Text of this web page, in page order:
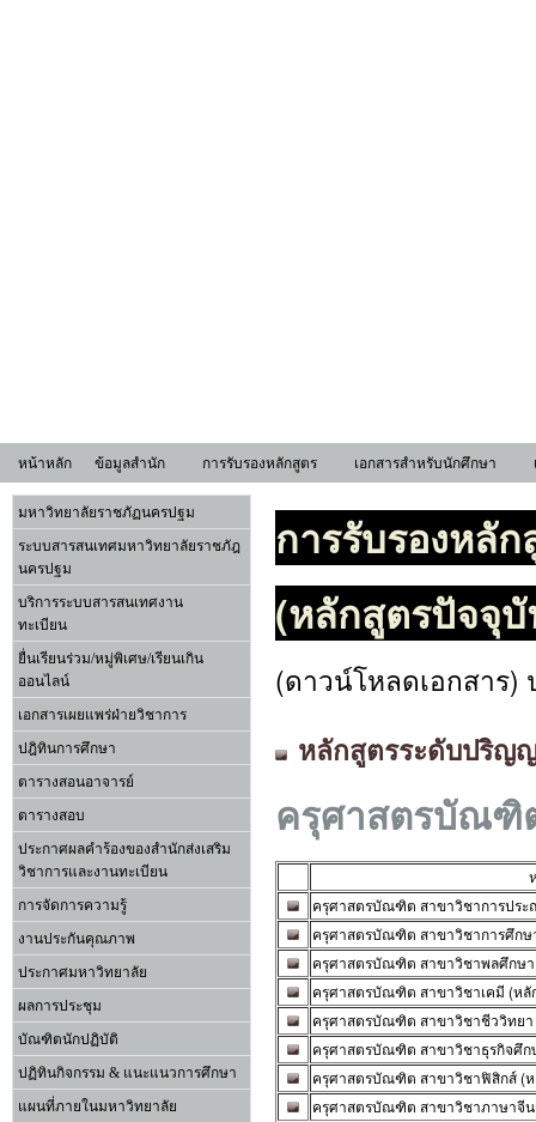
หน้าหลัก ข้อมูลสำนัก การรับรองหลักสูตร เอกสารสำหรับนักศึกษา
มหาวิทยาลัยราชภัฏนครปฐม
ระบบสารสนเทศมหาวิทยาลัยราชภัฎ
นครปฐม
บริการระบบสารสนเทศงาน
ทะเบียน
ยื่นเรียนร่วม/หมู่พิเศษ/เรียนเกิน
ออนไลน์
เอกสารเผยแพร่ฝ่ายวิชาการ
ปฎิทินการศึกษา
ตารางสอนอาจารย์
ตารางสอบ
ประกาศผลคำร้องของสำนักส่งเสริม
วิชาการและงานทะเบียน
การจัดการความรู้
งานประกันคุณภาพ
ประกาศมหาวิทยาลัย
ผลการประชุม
บัณฑิตนักปฏิบัติ
ปฏิทินกิจกรรม & แนะแนวการศึกษา
แผนที่ภายในมหาวิทยาลัย
การรับรองหลัก
(หลักสูตรปัจจุ
(ดาวน์โหลดเอกสาร)
หลักสูตรระดับปริ
ครุศาสตรบัณ
ครุศาสตรบัณฑิต สาขาวิชาการประ
ครุศาสตรบัณฑิต สาขาวิชาการศึกษ
ครุศาสตรบัณฑิต สาขาวิชาพลศึกษา
ครุศาสตรบัณฑิต สาขาวิชาเคมี (หลั
ครุศาสตรบัณฑิต สาขาวิชาชีววิทยา
ครุศาสตรบัณฑิต สาขาวิชาธุรกิจศึก
ครุศาสตรบัณฑิต สาขาวิชาฟิสิกส์ (ห
ครุศาสตรบัณฑิต สาขาวิชาภาษาจีน